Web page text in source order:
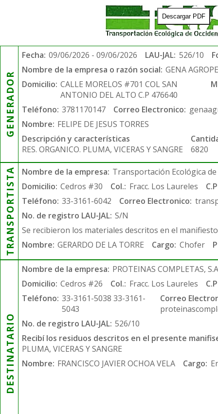
Descargar PDF
GENERADOR
Fecha: 09/06/2026 - 09/06/2026 LAU-JAL: 526/10
Nombre de la empresa o razón social: GENA
Domicilio: CALLE MORELOS #701 COL SAN
ANTONIO DEL ALTO C.P 476640
Teléfono: 3781170147 Correo Electronico:
Nombre: FELIPE DE JESUS TORRES
Descripción y características
RES. ORGANICO. PLUMA, VICERAS Y SANGRE
6820
TRANSPORTISTA Nombre de la empresa: Transportación Ecológica de
Domicilio: Cedros #30 Col.: Fracc. Los Laureles
Teléfono: 33-3161-6042 Correo Electronico:
No. de registro LAU-JAL: S/N
Se recibieron los materiales descritos en el
Nombre: GERARDO DE LA TORRE Cargo: Chofer
DESTINATARIO
Nombre de la empresa: PROTEINAS COMPLETAS,
Domicilio: Cedros #26 Col.: Fracc. Los Laureles
Teléfono: 33-3161-5038 33-3161-
5043
Correo
No. de registro LAU-JAL: 526/10
Recibí los residuos descritos en el presente
PLUMA, VICERAS Y SANGRE
Nombre: FRANCISCO JAVIER OCHOA VELA Cargo: